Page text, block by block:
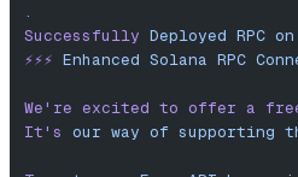
.
Successfully Deployed RPC on
⚡️⚡️⚡️ Enhanced Solana RPC
We're excited to offer a free
It' s our way of supporting